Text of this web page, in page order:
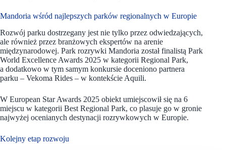
Mandoria wśród najlepszych parków regionalnych w Europie
Rozwój parku dostrzegany jest nie tylko przez odwiedzających,
ale również przez branżowych ekspertów na arenie
międzynarodowej. Park rozrywki Mandoria został finalistą Park
World Excellence Awards 2025 w kategorii Regional Park,
a dodatkowo w tym samym konkursie doceniono partnera
parku – Vekoma Rides – w kontekście Aquili.
W European Star Awards 2025 obiekt umiejscowił się na 6
miejscu w kategorii Best Regional Park, co plasuje go w gronie
najwyżej ocenianych destynacji rozrywkowych w Europie.
Kolejny etap rozwoju